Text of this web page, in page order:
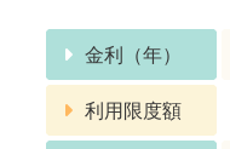
金利（年）
利用限度額